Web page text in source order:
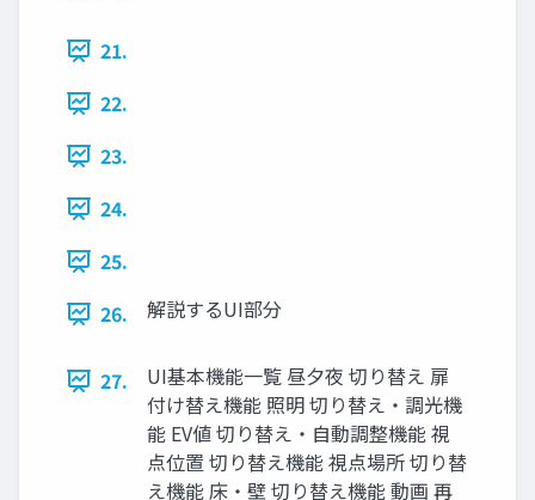
21.
22.
23.
24.
25.
26.
解説するUI部分
27.
UI基本機能一覧 昼夕夜 切り替え 扉
付け替え機能 照明 切り替え・調光機
能 EV値 切り替え・自動調整機能 視
点位置 切り替え機能 視点場所 切り替
え機能 床・壁 切り替え機能 動画 再